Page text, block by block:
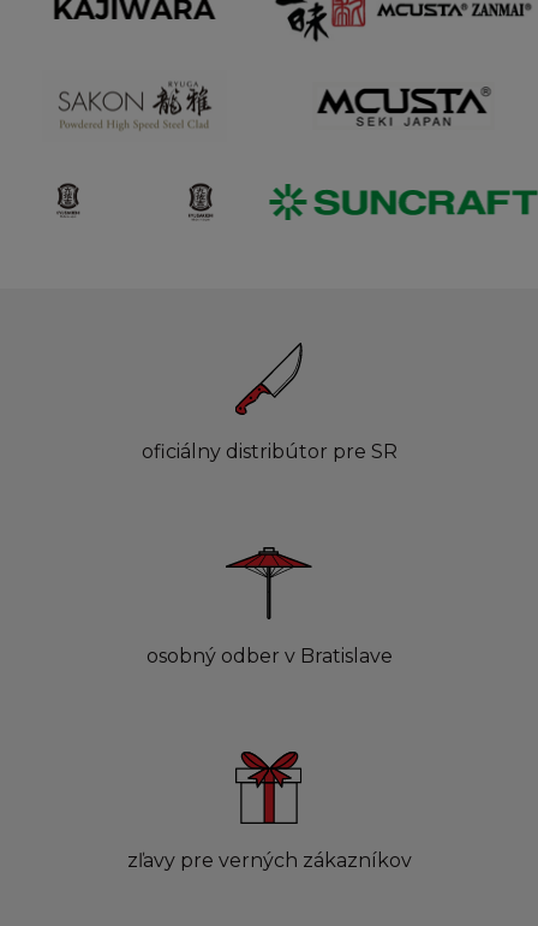
oficiálny distribútor pre SR
osobný odber v Bratislave
zľavy pre verných zákazníkov